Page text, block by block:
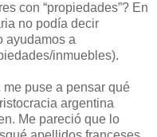
con “propiedades”? En
no podía decir
ayudamos a
inmuebles).
puse a pensar qué
argentina
Me pareció que lo